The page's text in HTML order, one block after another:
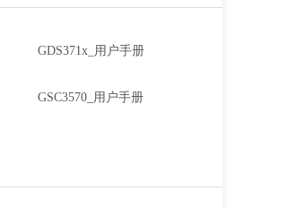
GDS371x_用户手册
GSC3570_用户手册